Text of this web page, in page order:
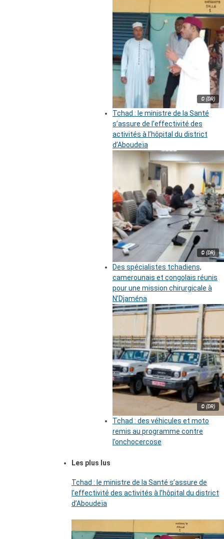
© (DR)
Tchad : le ministre de la Santé
s’assure de l’effectivité des
activités à l’hôpital du district
d’Aboudeïa
© (DR)
Des spécialistes tchadiens,
camerounais et congolais réunis
pour une mission chirurgicale à
N’Djaména
© (DR)
Tchad : des véhicules et moto
remis au programme contre
l’onchocercose
Les plus lus
Tchad : le ministre de la Santé s’assure de
l’effectivité des activités à l’hôpital du district
d’Aboudeïa